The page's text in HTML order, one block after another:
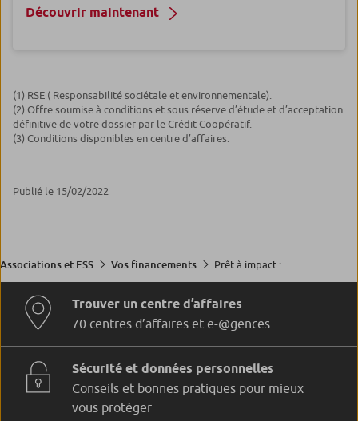
Découvrir maintenant
(1) RSE ( Responsabilité sociétale et environnementale).
(2) Offre soumise à conditions et sous réserve d’étude et d’acceptation
définitive de votre dossier par le Crédit Coopératif.
(3) Conditions disponibles en centre d’affaires.
Publié le 15/02/2022
Associations et ESS Vos financements Prêt à impact :...
Trouver un centre d’affaires
70 centres d’affaires et e-@gences
Sécurité et données personnelles
Conseils et bonnes pratiques pour mieux
vous protéger